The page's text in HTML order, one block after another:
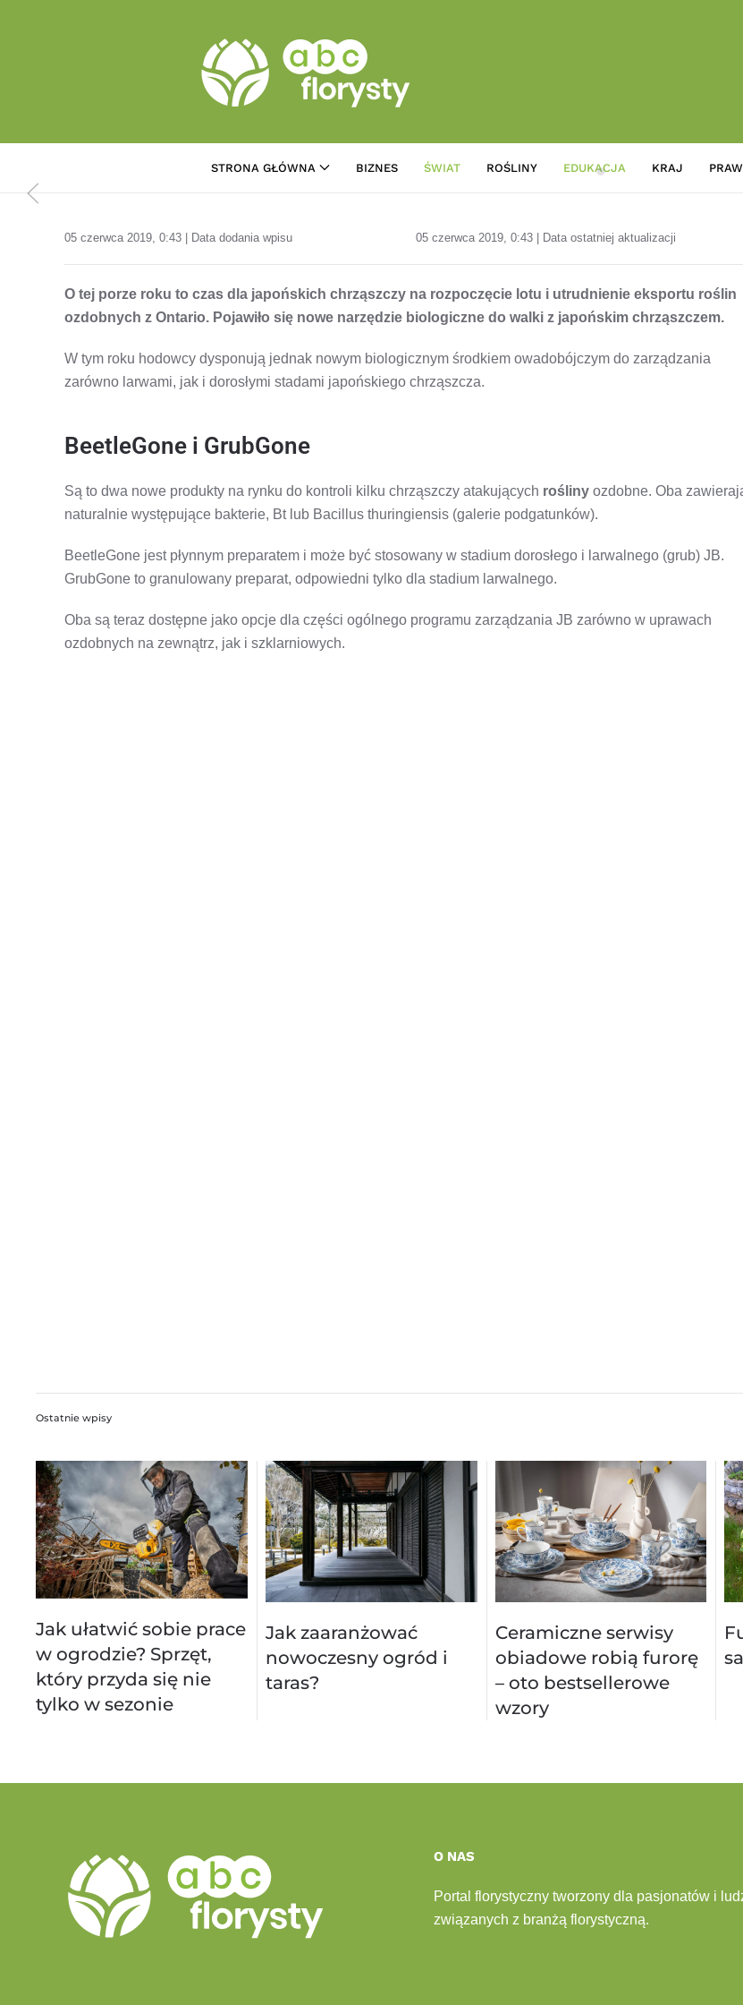
STRONA GŁÓWNA BIZNES ŚWIAT ROŚLINY EDUKACJA KRAJ
05 czerwca 2019, 0:43 | Data dodania wpisu 05 czerwca 2019, 0:43 | Data ostatniej aktualizacji
O tej porze roku to czas dla japońskich chrząszczy na rozpoczęcie lotu i utrudnienie eksportu roślin
ozdobnych z Ontario. Pojawiło się nowe narzędzie biologiczne do walki z japońskim chrząszczem.
W tym roku hodowcy dysponują jednak nowym biologicznym środkiem owadobójczym do zarządzania
zarówno larwami, jak i dorosłymi stadami japońskiego chrząszcza.
BeetleGone i GrubGone
Są to dwa nowe produkty na rynku do kontroli kilku chrząszczy atakujących rośliny ozdobne. Oba
naturalnie występujące bakterie, Bt lub Bacillus thuringiensis (galerie podgatunków).
BeetleGone jest płynnym preparatem i może być stosowany w stadium dorosłego i larwalnego (grub) JB.
GrubGone to granulowany preparat, odpowiedni tylko dla stadium larwalnego.
Oba są teraz dostępne jako opcje dla części ogólnego programu zarządzania JB zarówno w uprawach
ozdobnych na zewnątrz, jak i szklarniowych.
Ostatnie wpisy
Jak ułatwić sobie prace
w ogrodzie? Sprzęt,
który przyda się nie
tylko w sezonie
Jak zaaranżować
nowoczesny ogród i
taras?
Ceramiczne serwisy
obiadowe robią furorę
– oto bestsellerowe
wzory
O NAS
Portal florystyczny tworzony dla pasjonatów i
związanych z branżą florystyczną.